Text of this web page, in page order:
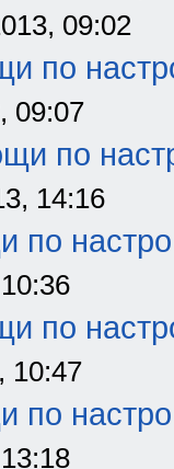
09:02
по
09:07
по
14:16
по
по
10:47
по